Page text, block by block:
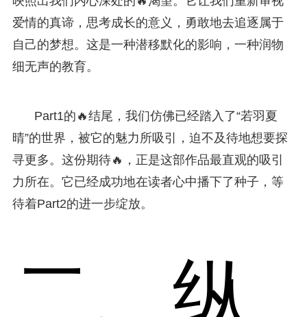
爱情的真谛，思考成长的意义，勇敢地去追逐属于
自己的梦想。这是一种潜移默化的影响，一种润物
细无声的教育。
Part1的🔥结尾，我们仿佛已经踏入了“若羽夏
晴”的世界，被它的魅力所吸引，迫不及待地想要探
寻更多。这份期待🔥，正是这部作品最直观的吸引
力所在。它已经成功地在读者心中播下了种子，等
待着Part2的进一步绽放。
二、纵